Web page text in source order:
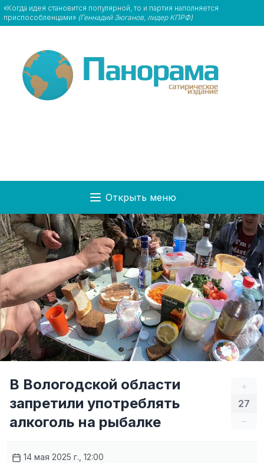
«Когда идея становится популярной, то и партия наполняется
приспособленцами» (Геннадий Зюганов, лидер КПРФ)
Открыть меню
+
27
–
В Вологодской области
запретили употреблять
алкоголь на рыбалке
14 мая 2025 г., 12:00